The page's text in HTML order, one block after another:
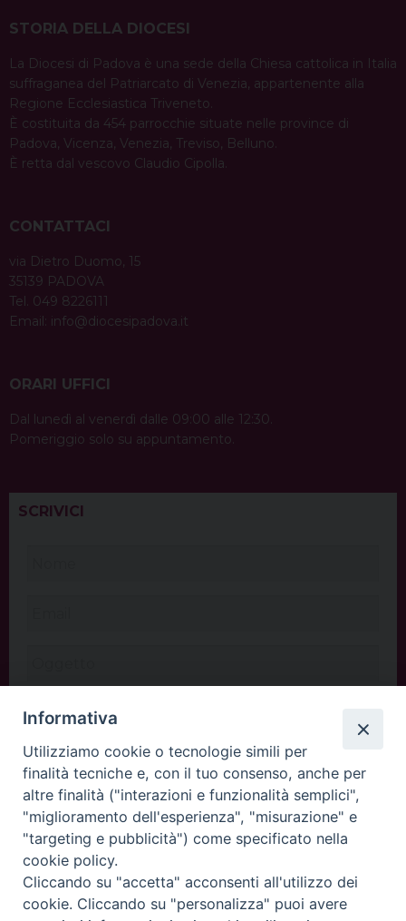
STORIA DELLA DIOCESI
La Diocesi di Padova è una sede della Chiesa cattolica in Italia
suffraganea del Patriarcato di Venezia, appartenente alla
Regione Ecclesiastica Triveneto.
È costituita da 454 parrocchie situate nelle province di
Padova, Vicenza, Venezia, Treviso, Belluno.
È retta dal vescovo Claudio Cipolla.
CONTATTACI
via Dietro Duomo, 15
35139 PADOVA
Tel. 049 8226111
Email: info@diocesipadova.it
ORARI UFFICI
Dal lunedì al venerdì dalle 09:00 alle 12:30.
Pomeriggio solo su appuntamento.
SCRIVICI
INVIA
Informativa
Utilizziamo cookie o tecnologie simili per
finalità tecniche e, con il tuo consenso, anche per
altre finalità ("interazioni e funzionalità semplici",
"miglioramento dell'esperienza", "misurazione" e
"targeting e pubblicità") come specificato nella
cookie policy.
Cliccando su "accetta" acconsenti all'utilizzo dei
cookie. Cliccando su "personalizza" puoi avere